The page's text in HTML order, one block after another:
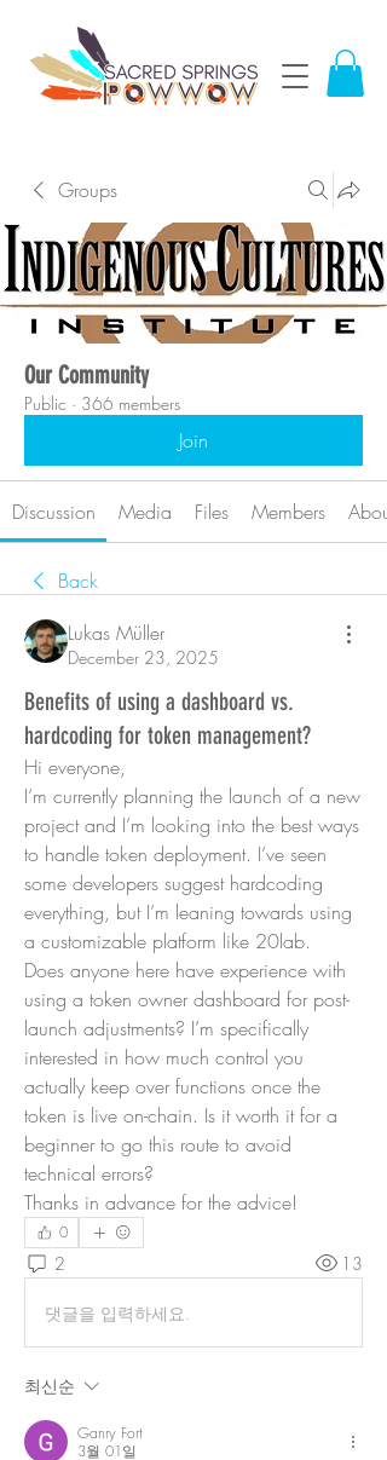
Groups
Our Community
Public · 366 members
Join
Discussion Media Files Members About
Back
Lukas Müller
December 23, 2025
Benefits of using a dashboard vs.
hardcoding for token management?
Hi everyone,
I’m currently planning the launch of a new
project and I’m looking into the best ways
to handle token deployment. I’ve seen
some developers suggest hardcoding
everything, but I’m leaning towards using
a customizable platform like 20lab.
Does anyone here have experience with
using a token owner dashboard for post-
launch adjustments? I’m specifically
interested in how much control you
actually keep over functions once the
token is live on-chain. Is it worth it for a
beginner to go this route to avoid
technical errors?
Thanks in advance for the advice!
0
2 13
댓글을 입력하세요.
최신순
Ganry Fort
3월 01일